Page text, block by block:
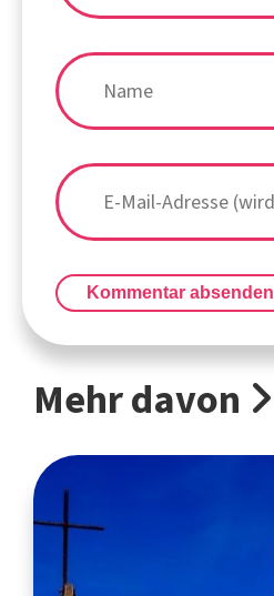
Kommentar absenden
Mehr davon